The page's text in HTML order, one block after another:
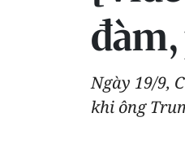
Ngày 19/9,
khi ông